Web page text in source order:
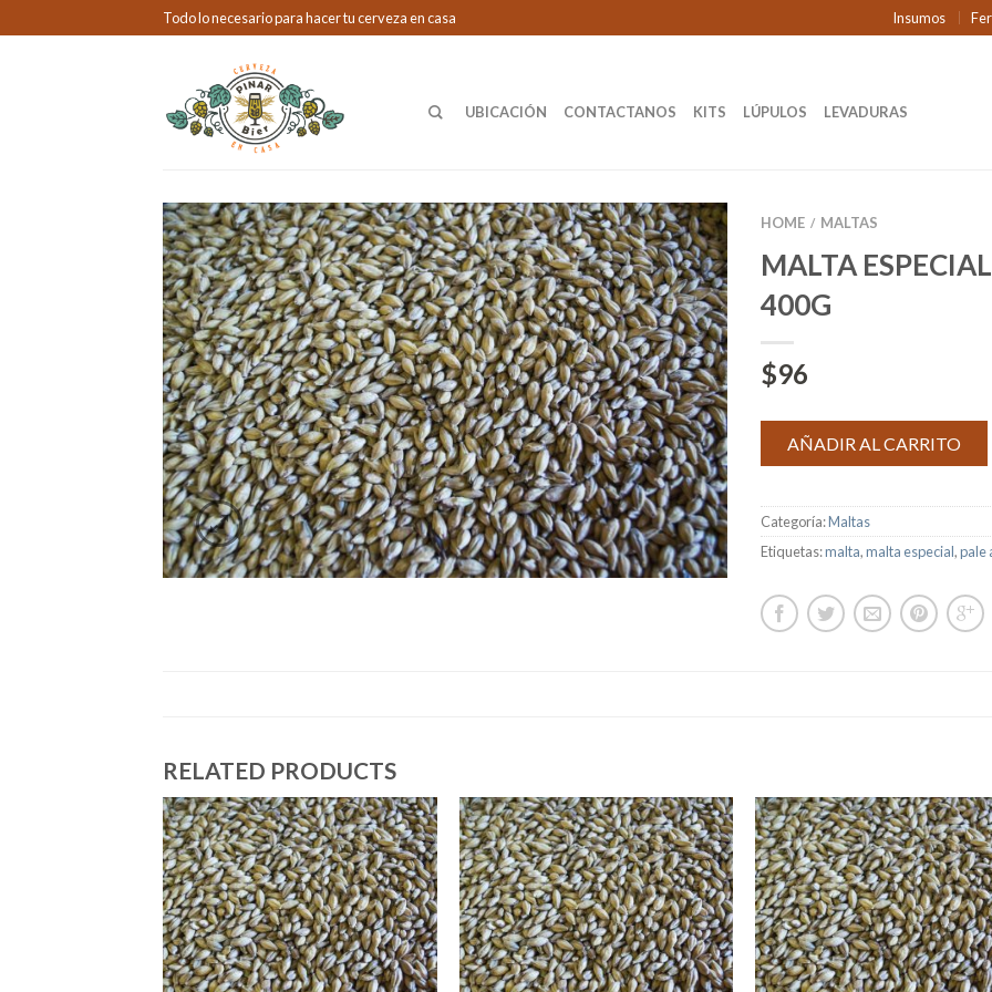
Todo lo necesario para hacer tu cerveza en casa Insumos
UBICACIÓN CONTACTANOS KITS LÚPULOS LEVADURAS
HOME / MALTAS
MALTA
400G
$96
AÑADIR AL CARRITO
Categoría:Maltas
Etiquetas:malta,malta especial,pale
RELATED PRODUCTS